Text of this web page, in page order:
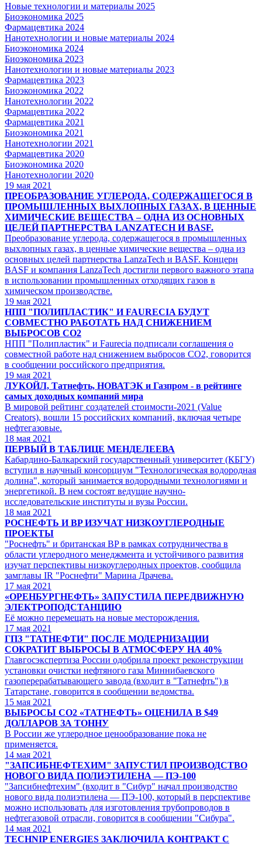
Новые технологии и материалы 2025
Биоэкономика 2025
Фармацевтика 2024
Нанотехнологии и новые материалы 2024
Биоэкономика 2024
Биоэкономика 2023
Нанотехнологии и новые материалы 2023
Фармацевтика 2023
Биоэкономика 2022
Нанотехнологии 2022
Фармацевтика 2022
Фармацевтика 2021
Биоэкономика 2021
Нанотехнологии 2021
Фармацевтика 2020
Биоэкономика 2020
Нанотехнологии 2020
19 мая 2021
ПРЕОБРАЗОВАНИЕ УГЛЕРОДА, СОДЕРЖАЩЕГОСЯ В
ПРОМЫШЛЕННЫХ ВЫХЛОПНЫХ ГАЗАХ, В ЦЕННЫЕ
ХИМИЧЕСКИЕ ВЕЩЕСТВА – ОДНА ИЗ ОСНОВНЫХ
ЦЕЛЕЙ ПАРТНЕРСТВА LANZATECH И BASF.
Преобразование углерода, содержащегося в промышленных
выхлопных газах, в ценные химические вещества – одна из
основных целей партнерства LanzaTech и BASF. Концерн
BASF и компания LanzaTech достигли первого важного этапа
в использовании промышленных отходящих газов в
химическом производстве.
19 мая 2021
НПП "ПОЛИПЛАСТИК" И FAURECIA БУДУТ
СОВМЕСТНО РАБОТАТЬ НАД СНИЖЕНИЕМ
ВЫБРОСОВ CO2
НПП "Полипластик" и Faurecia подписали соглашения о
совместной работе над снижением выбросов CO2, говорится
в сообщении российского предприятия.
19 мая 2021
ЛУКОЙЛ, Татнефть, НОВАТЭК и Газпром - в рейтинге
самых доходных компаний мира
В мировой рейтинг создателей стоимости-2021 (Value
Creators), вошли 15 российских компаний, включая четыре
нефтегазовые.
18 мая 2021
ПЕРВЫЙ В ТАБЛИЦЕ МЕНДЕЛЕЕВА
Кабардино-Балкарский государственный университет (КБГУ)
вступил в научный консорциум "Технологическая водородная
долина", который занимается водородными технологиями и
энергетикой. В нем состоят ведущие научно-
исследовательские институты и вузы России.
18 мая 2021
РОСНЕФТЬ И BP ИЗУЧАТ НИЗКОУГЛЕРОДНЫЕ
ПРОЕКТЫ
"Роснефть" и британская BP в рамках сотрудничества в
области углеродного менеджмента и устойчивого развития
изучат перспективы низкоуглеродных проектов, сообщила
замглавы IR "Роснефти" Марина Драчева.
17 мая 2021
«ОРЕНБУРГНЕФТЬ» ЗАПУСТИЛА ПЕРЕДВИЖНУЮ
ЭЛЕКТРОПОДСТАНЦИЮ
Её можно перемещать на новые месторождения.
17 мая 2021
ГПЗ "ТАТНЕФТИ" ПОСЛЕ МОДЕРНИЗАЦИИ
СОКРАТИТ ВЫБРОСЫ В АТМОСФЕРУ НА 40%
Главгосэкспертиза России одобрила проект реконструкции
установки очистки нефтяного газа Миннибаевского
газоперерабатывающего завода (входит в "Татнефть") в
Татарстане, говорится в сообщении ведомства.
15 мая 2021
ВЫБРОСЫ СО2 «ТАТНЕФТЬ» ОЦЕНИЛА В $49
ДОЛЛАРОВ ЗА ТОННУ
В России же углеродное ценообразование пока не
применяется.
14 мая 2021
"ЗАПСИБНЕФТЕХИМ" ЗАПУСТИЛ ПРОИЗВОДСТВО
НОВОГО ВИДА ПОЛИЭТИЛЕНА — ПЭ-100
"Запсибнефтехим" (входит в "Сибур" начал производство
нового вида полиэтилена — ПЭ-100, который в перспективе
можно использовать для изготовления трубопроводов в
нефтегазовой отрасли, говорится в сообщении "Сибура".
14 мая 2021
TECHNIP ENERGIES ЗАКЛЮЧИЛА КОНТРАКТ С